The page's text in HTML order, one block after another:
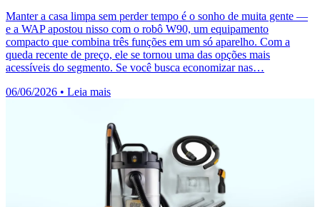
Manter a casa limpa sem perder tempo é o sonho de muita gente —
e a WAP apostou nisso com o robô W90, um equipamento
compacto que combina três funções em um só aparelho. Com a
queda recente de preço, ele se tornou uma das opções mais
acessíveis do segmento. Se você busca economizar nas…
06/06/2026 • Leia mais